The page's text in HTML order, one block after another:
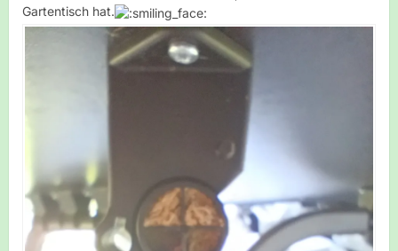
Gartentisch hat.